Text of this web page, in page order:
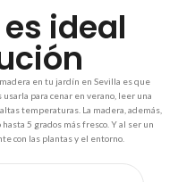
ideal
en tu jardín en Sevilla es que
para cenar en verano, leer una
temperaturas. La madera, además,
5 grados más fresco. Y al ser un
con las plantas y el entorno.